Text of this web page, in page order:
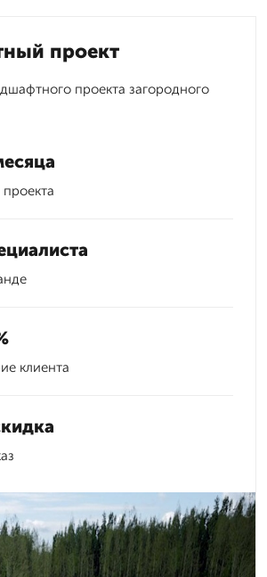
проект
проекта загородного
клиента